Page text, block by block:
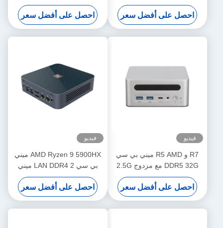
من سبيكة الألومنيوم للمكتب
المنزلي
احصل على أفضل سعر
إثنتر مزدوج القناة DDR4
للألعاب
احصل على أفضل سعر
فيديو
R7 و R5 AMD ميني بي سي
DDR5 32G مع مزدوج 2.5G
Ethernet و WiFi6
احصل على أفضل سعر
فيديو
AMD Ryzen 9 5900HX ميني
بي سي 2 LAN DDR4 ميني
لعبة كمبيوتر مع مروحة تدفق
كبيرة
احصل على أفضل سعر